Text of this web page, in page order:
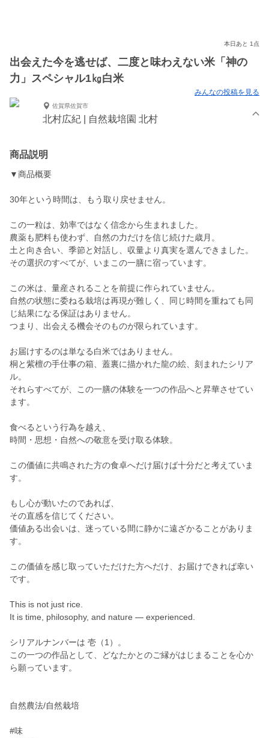
本日あと 1点
出会えた今を逃せば、二度と味わえない米「神の
力」スペシャル1㎏白米
みんなの投稿を見る
佐賀県佐賀市
北村広紀 | 自然栽培園 北村
商品説明
▼商品概要
30年という時間は、もう取り戻せません。
この一粒は、効率ではなく信念から生まれました。
農薬も肥料も使わず、自然の力だけを信じ続けた歳月。
土と向き合い、季節と対話し、収量より真実を選んできました。
その選択のすべてが、いまこの一膳に宿っています。
この米は、量産されることを前提に作られていません。
自然の状態に委ねる栽培は再現が難しく、同じ時間を重ねても同
じ結果になる保証はありません。
つまり、出会える機会そのものが限られています。
お届けするのは単なる白米ではありません。
桐と紫檀の手仕事の箱、蓋裏に描かれた龍の絵、刻まれたシリア
ル。
それらすべてが、この一膳の体験を一つの作品へと昇華させてい
ます。
食べるという行為を越え、
時間・思想・自然への敬意を受け取る体験。
この価値に共鳴された方の食卓へだけ届けば十分だと考えていま
す。
もし心が動いたのであれば、
その直感を信じてください。
価値ある出会いは、迷っている間に静かに遠ざかることがありま
す。
この価値を感じ取っていただけた方へだけ、お届けできれば幸い
です。
This is not just rice.
It is time, philosophy, and nature — experienced.
シリアルナンバーは 壱（1）。
この一つの作品として、どなたかとのご縁がはじまることを心か
ら願っています。
自然農法/自然栽培
#味